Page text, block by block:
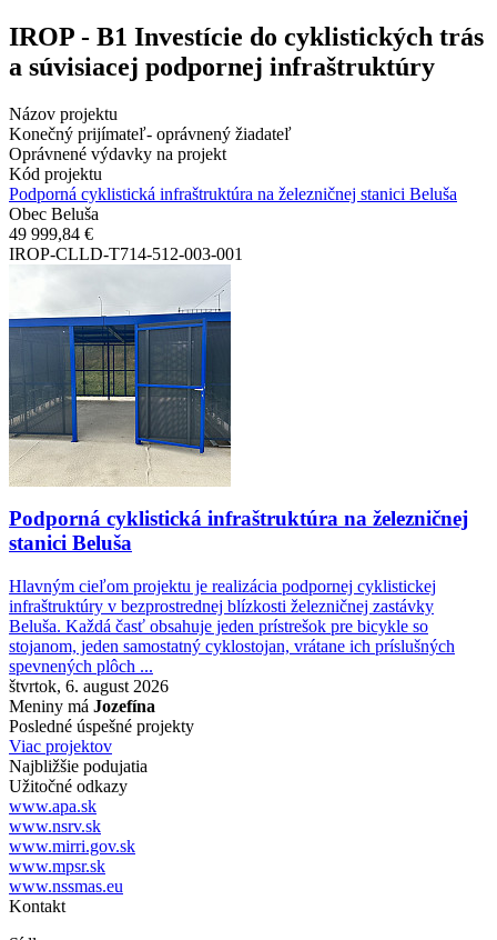
IROP - B1 Investície do cyklistických trás
a súvisiacej podpornej infraštruktúry
Názov projektu
Konečný prijímateľ- oprávnený žiadateľ
Oprávnené výdavky na projekt
Kód projektu
Podporná cyklistická infraštruktúra na železničnej stanici Beluša
Obec Beluša
49 999,84 €
IROP-CLLD-T714-512-003-001
Podporná cyklistická infraštruktúra na železničnej
stanici Beluša
Hlavným cieľom projektu je realizácia podpornej cyklistickej
infraštruktúry v bezprostrednej blízkosti železničnej zastávky
Beluša. Každá časť obsahuje jeden prístrešok pre bicykle so
stojanom, jeden samostatný cyklostojan, vrátane ich príslušných
spevnených plôch ...
štvrtok, 6. august 2026
Meniny má Jozefína
Posledné úspešné projekty
Viac projektov
Najbližšie podujatia
Užitočné odkazy
www.apa.sk
www.nsrv.sk
www.mirri.gov.sk
www.mpsr.sk
www.nssmas.eu
Kontakt